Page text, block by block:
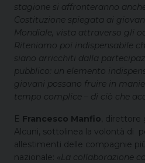
stagione si affronteranno
Costituzione spiegata ai
Mondiale, vista attraverso gli
Riteniamo poi indispensabile
siano arricchiti dalla
pubblico: un elemento
giovani possano fruire in
tempo complice – di ciò che
E Francesco Manfio, direttore
Alcuni, sottolinea la volontà di
allestimenti delle compagnie
nazionale: «La collaborazione